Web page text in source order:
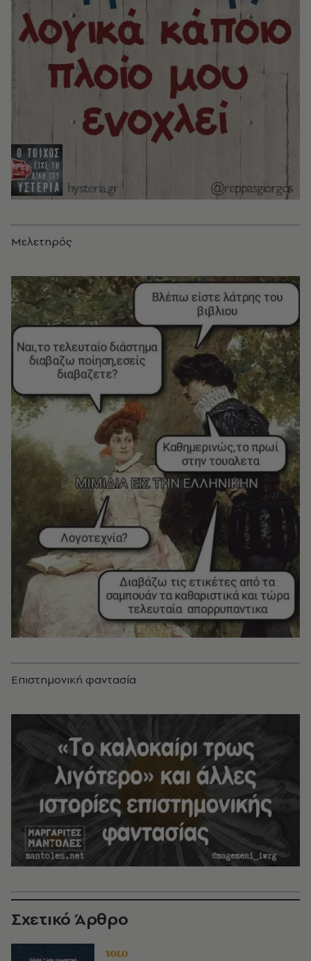
Μελετηρός
Επιστημονική φαντασία
Σχετικό Άρθρο
YOLO